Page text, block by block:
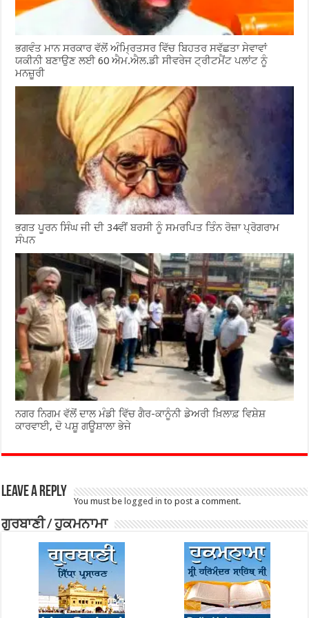
ਭਗਵੰਤ ਮਾਨ ਸਰਕਾਰ ਵੱਲੋਂ ਅੰਮ੍ਰਿਤਸਰ ਵਿੱਚ ਬਿਹਤਰ ਸਵੱਛਤਾ ਸੇਵਾਵਾਂ
ਯਕੀਨੀ ਬਣਾਉਣ ਲਈ 60 ਐਮ.ਐਲ.ਡੀ ਸੀਵਰੇਜ ਟ੍ਰੀਟਮੈਂਟ ਪਲਾਂਟ ਨੂੰ
ਮਨਜ਼ੂਰੀ
ਭਗਤ ਪੂਰਨ ਸਿੰਘ ਜੀ ਦੀ 34ਵੀਂ ਬਰਸੀ ਨੂੰ ਸਮਰਪਿਤ ਤਿੰਨ ਰੋਜ਼ਾ ਪ੍ਰੋਗਰਾਮ
ਸੰਪਨ
ਨਗਰ ਨਿਗਮ ਵੱਲੋਂ ਦਾਲ ਮੰਡੀ ਵਿੱਚ ਗੈਰ-ਕਾਨੂੰਨੀ ਡੇਅਰੀ ਖ਼ਿਲਾਫ਼ ਵਿਸ਼ੇਸ਼
ਕਾਰਵਾਈ, ਦੋ ਪਸ਼ੂ ਗਊਸ਼ਾਲਾ ਭੇਜੇ
Leave a Reply
You must be logged in to post a comment.
ਗੁਰਬਾਣੀ / ਹੁਕਮਨਾਮਾ